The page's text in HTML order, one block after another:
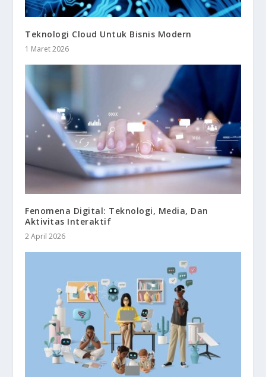
Teknologi Cloud Untuk Bisnis Modern
1 Maret 2026
Fenomena Digital: Teknologi, Media, Dan
Aktivitas Interaktif
2 April 2026